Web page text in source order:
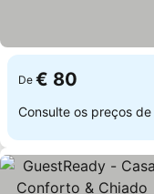
De € 80
Consulte os preços de